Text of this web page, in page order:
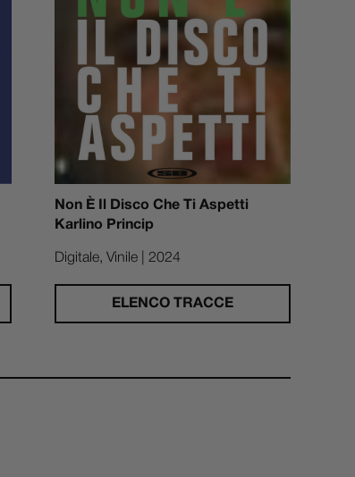
Non È Il Disco Che Ti Aspetti
Karlino Princip
Digitale, Vinile | 2024
ELENCO TRACCE